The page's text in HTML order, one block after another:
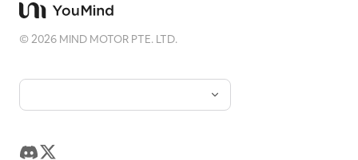
©2026 MIND MOTOR PTE. LTD.